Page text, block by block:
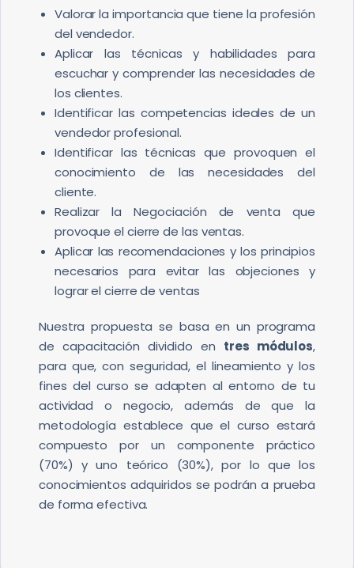
Valorar la importancia que tiene la profesión
del vendedor.
Aplicar las técnicas y habilidades para
escuchar y comprender las necesidades de
los clientes.
Identificar las competencias ideales de un
vendedor profesional.
Identificar las técnicas que provoquen el
conocimiento de las necesidades del
cliente.
Realizar la Negociación de venta que
provoque el cierre de las ventas.
Aplicar las recomendaciones y los principios
necesarios para evitar las objeciones y
lograr el cierre de ventas
Nuestra propuesta se basa en un programa
de capacitación dividido en tres módulos,
para que, con seguridad, el lineamiento y los
fines del curso se adapten al entorno de tu
actividad o negocio, además de que la
metodología establece que el curso estará
compuesto por un componente práctico
(70%) y uno teórico (30%), por lo que los
conocimientos adquiridos se podrán a prueba
de forma efectiva.